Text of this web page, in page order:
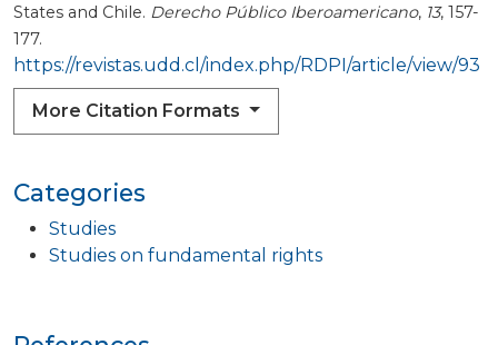
Categories
Studies
Studies on fundamental rights
States and Chile. Derecho Público Iberoamericano, 13, 157-
177.
https://revistas.udd.cl/index.php/RDPI/article/view/93
More Citation Formats